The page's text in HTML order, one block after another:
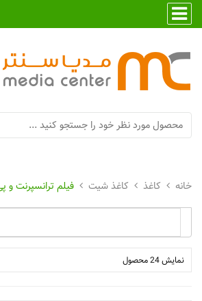
کاغذ کاغذ شیت فیلم ترانسپرنت
نمایش 24 محصول